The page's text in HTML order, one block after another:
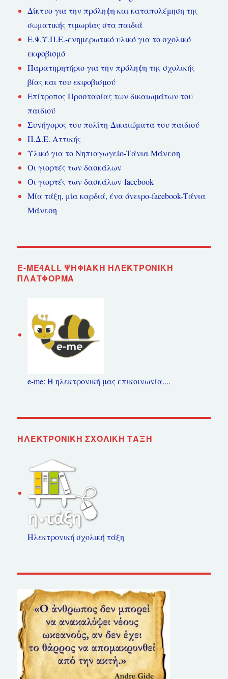
Δίκτυο για την πρόληψη και καταπολέμηση της
σωματικής τιμωρίας στα παιδιά
Ε.Ψ.Υ.Π.Ε.-ενημερωτικό υλικό για το σχολικό
εκφοβισμό
Παρατηρητήριο για την πρόληψη της σχολικής
βίας και του εκφοβισμού
Επίτροπος Προστασίας των δικαιωμάτων του
παιδιού
Συνήγορος του πολίτη-Δικαιώματα του παιδιού
Π.Δ.Ε. Αττικής
Υλικό για το Νηπιαγωγείο-Τάνια Μάνεση
Οι γιορτές των δασκάλων
Οι γιορτές των δασκάλων-facebook
Μία τάξη, μία καρδιά, ένα όνειρο-facebook-Τάνια
Μάνεση
E-ME4ALL ΨΗΦΙΑΚΉ ΗΛΕΚΤΡΟΝΙΚΉ
ΠΛΑΤΦΌΡΜΑ
e-me: Η ηλεκτρονική μας επικοινωνία....
ΗΛΕΚΤΡΟΝΙΚΉ ΣΧΟΛΙΚΉ ΤΆΞΗ
Ηλεκτρονική σχολική τάξη